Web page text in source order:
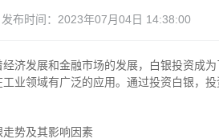
发布时间：2023年07月04日 14:38:00
经济发展和金融市场的发展，白银投资成
工业领域有广泛的应用。通过投资白银，
走势及其影响因素